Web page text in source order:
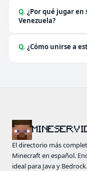
Q. ¿Por qué jugar
Venezuela?
Q. ¿Cómo unirse a
El directorio más
Minecraft en español.
ideal para Java y Bedrock.